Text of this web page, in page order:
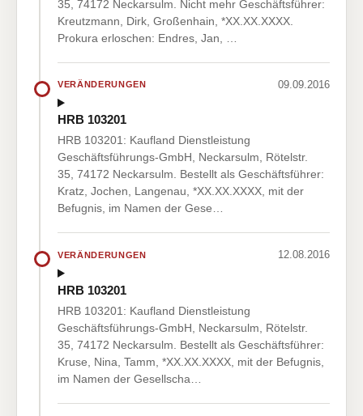
35, 74172 Neckarsulm. Nicht mehr Geschäftsführer:
Kreutzmann, Dirk, Großenhain, *XX.XX.XXXX.
Prokura erloschen: Endres, Jan, …
VERÄNDERUNGEN 09.09.2016
HRB 103201
HRB 103201: Kaufland Dienstleistung
Geschäftsführungs-GmbH, Neckarsulm, Rötelstr.
35, 74172 Neckarsulm. Bestellt als Geschäftsführer:
Kratz, Jochen, Langenau, *XX.XX.XXXX, mit der
Befugnis, im Namen der Gese…
VERÄNDERUNGEN 12.08.2016
HRB 103201
HRB 103201: Kaufland Dienstleistung
Geschäftsführungs-GmbH, Neckarsulm, Rötelstr.
35, 74172 Neckarsulm. Bestellt als Geschäftsführer:
Kruse, Nina, Tamm, *XX.XX.XXXX, mit der Befugnis,
im Namen der Gesellscha…